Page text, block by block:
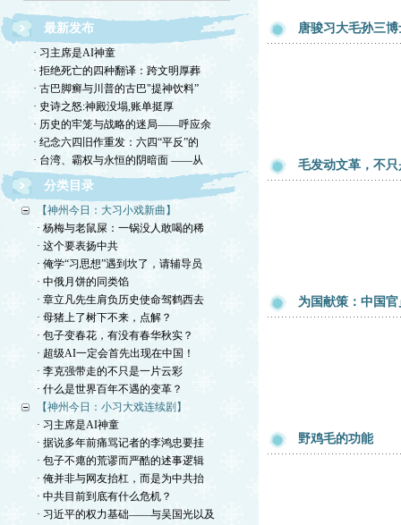
最新发布
· 习主席是AI神童
· 拒绝死亡的四种翻译：跨文明厚葬
· 古巴脚癣与川普的古巴"提神饮料”
· 史诗之怒:神殿没塌,账单挺厚
· 历史的牢笼与战略的迷局——呼应余
· 纪念六四旧作重发：六四“平反”的
· 台湾、霸权与永恒的阴暗面 ——从
分类目录
【神州今日：大习小戏新曲】
· 杨梅与老鼠屎：一锅没人敢喝的稀
· 这个要表扬中共
· 俺学“习思想”遇到坎了，请辅导员
· 中俄月饼的同类馅
· 章立凡先生肩负历史使命驾鹤西去
· 母猪上了树下不来，点解？
· 包子变春花，有没有春华秋实？
· 超级AI一定会首先出现在中国！
· 李克强带走的不只是一片云彩
· 什么是世界百年不遇的变革？
【神州今日：小习大戏连续剧】
· 习主席是AI神童
· 据说多年前痛骂记者的李鸿忠要挂
· 包子不瘪的荒谬而严酷的述事逻辑
· 俺并非与网友抬杠，而是为中共抬
· 中共目前到底有什么危机？
· 习近平的权力基础——与吴国光以及
唐骏习大毛孙三
毛发动文革，不
为国献策：中国
野鸡毛的功能